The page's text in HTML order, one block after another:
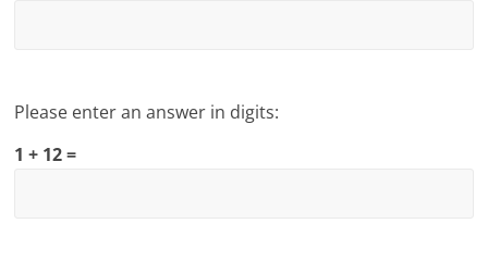
Please enter an answer in digits:
1 + 12 =